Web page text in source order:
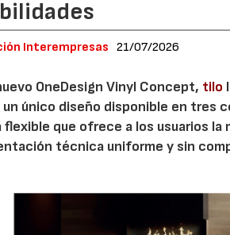
Interempresas 21/07/2026
OneDesign Vinyl Concept, tilo
un único diseño disponible en tres
flexible que ofrece a los usuarios la
técnica uniforme y sin